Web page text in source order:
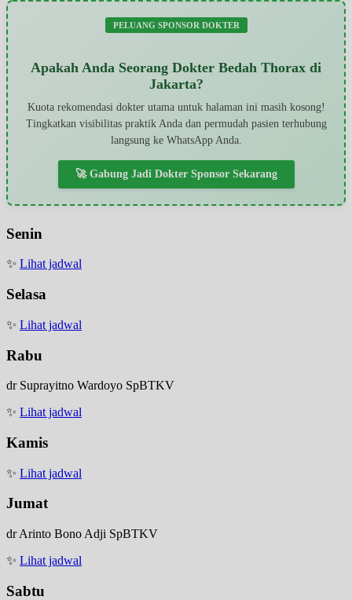
PELUANG SPONSOR DOKTER
Apakah Anda Seorang Dokter Bedah Thorax di
Jakarta?
Kuota rekomendasi dokter utama untuk halaman ini masih kosong!
Tingkatkan visibilitas praktik Anda dan permudah pasien terhubung
langsung ke WhatsApp Anda.
🚀 Gabung Jadi Dokter Sponsor Sekarang
Senin
✨ Lihat jadwal
Selasa
✨ Lihat jadwal
Rabu
dr Suprayitno Wardoyo SpBTKV
✨ Lihat jadwal
Kamis
✨ Lihat jadwal
Jumat
dr Arinto Bono Adji SpBTKV
✨ Lihat jadwal
Sabtu